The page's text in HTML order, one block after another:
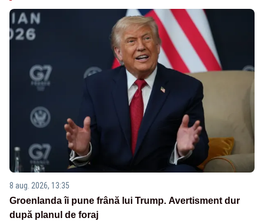
8 aug. 2026, 13:35
Groenlanda îi pune frână lui Trump. Avertisment dur
după planul de foraj